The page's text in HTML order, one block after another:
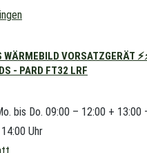
WÄRMEBILD VORSATZGERÄT
- PARD FT32 LRF
bis Do. 09:00 – 12:00 + 13:00
Uhr